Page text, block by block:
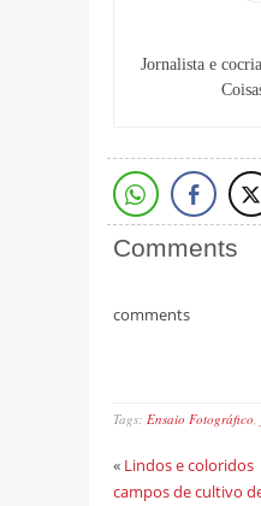
Jornalista e
Comments
comments
Tags: Ensaio Fotográfico,
« Lindos e coloridos
campos de cultivo